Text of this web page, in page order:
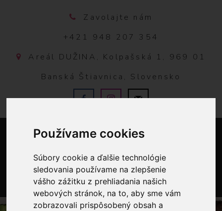
Používame cookies
Súbory cookie a ďalšie technológie
sledovania používame na zlepšenie
vášho zážitku z prehliadania našich
webových stránok, na to, aby sme vám
zobrazovali prispôsobený obsah a
Zavolajte nám
+421 948 207 354
Areál DUŽINA, Kolpašská 1, 969 01
Banská Štiavnica, Slovensko